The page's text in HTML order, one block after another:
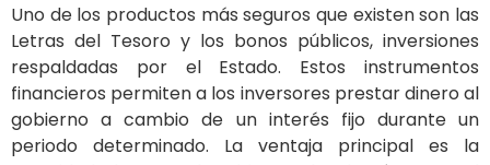
Uno de los productos más seguros que existen son las
Letras del Tesoro y los bonos públicos, inversiones
respaldadas por el Estado. Estos instrumentos
financieros permiten a los inversores prestar dinero al
gobierno a cambio de un interés fijo durante un
periodo determinado. La ventaja principal es la